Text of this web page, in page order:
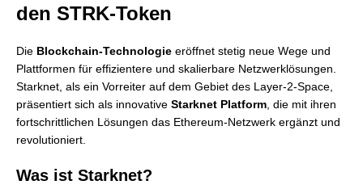
den STRK-Token
Die Blockchain-Technologie eröffnet stetig neue Wege und
Plattformen für effizientere und skalierbare Netzwerklösungen.
Starknet, als ein Vorreiter auf dem Gebiet des Layer-2-Space,
präsentiert sich als innovative Starknet Platform , die mit ihren
fortschrittlichen Lösungen das Ethereum-Netzwerk ergänzt und
revolutioniert.
Was ist Starknet?